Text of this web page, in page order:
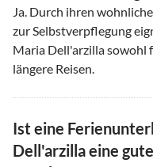
Ja. Durch ihren
zur Selbstverpflegung
Maria Dell'arzilla sowohl
längere Reisen.
Ist eine
Dell'arzilla eine